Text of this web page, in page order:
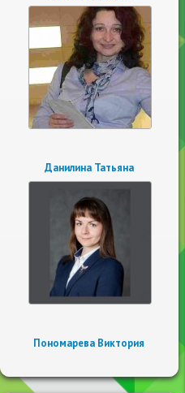
Данилина Татьяна
Пономарева Виктория